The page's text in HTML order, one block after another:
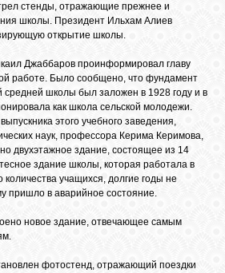
стенды, отражающие прежнее и
школы. Президент Ильхам Алиев
открытие школы.
Джаббаров проинформировал главу
работе. Было сообщено, что фундамент
средней школы был заложен в 1928 году и в
как школа сельской молодежи.
этого учебного заведения,
наук, профессора Керима Керимова,
двухэтажное здание, состоящее из 14
здание школы, которая работала в
учащихся, долгие годы не
пришло в аварийное состояние.
новое здание, отвечающее самым
фотостенд, отражающий поездки